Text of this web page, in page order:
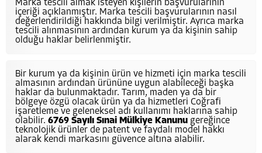
Marka tescili almak isteyen kişilerin başvurularının
içeriği açıklanmıştır. Marka tescili başvurularının nasıl
değerlendirildiği hakkında bilgi verilmiştir. Ayrıca marka
tescili alınmasının ardından kurum ya da kişinin sahip
olduğu haklar belirlenmiştir.
Bir kurum ya da kişinin ürün ve hizmeti için marka tescili
almasının ardından ürününe uygun alabileceği başka
haklar da bulunmaktadır. Tarım, maden ya da bir
bölgeye özgü olacak ürün ya da hizmetleri Coğrafi
işaretleme ve geleneksel adı kullanımı haklarına sahip
olabilir. 6769 Sayılı Sınai Mülkiye Kanunu gereğince
teknolojik ürünler de patent ve faydalı model hakkı
alarak kendi markasını güvence altına alabilir.